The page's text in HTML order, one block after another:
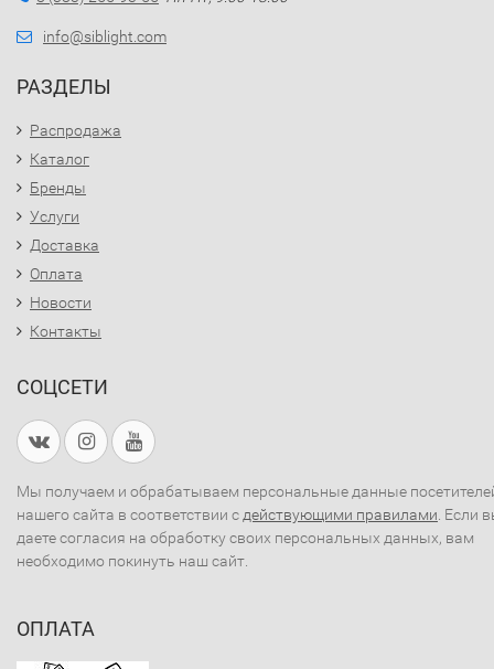
info@siblight.com
РАЗДЕЛЫ
Распродажа
Каталог
Бренды
Услуги
Доставка
Оплата
Новости
Контакты
СОЦСЕТИ
Мы получаем и обрабатываем персональные данные
нашего сайта в соответствии с действующими правилами . Если
даете согласия на обработку своих персональных данных, вам
необходимо покинуть наш сайт.
ОПЛАТА